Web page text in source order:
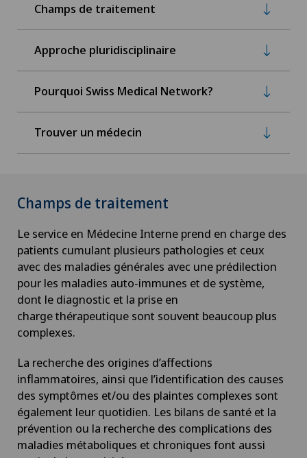
Champs de traitement
Approche pluridisciplinaire
Pourquoi Swiss Medical Network?
Trouver un médecin
Champs de traitement
Le service en Médecine Interne prend en charge des
patients cumulant plusieurs pathologies et ceux
avec des maladies générales avec une prédilection
pour les maladies auto-immunes et de système,
dont le diagnostic et la prise en
charge thérapeutique sont souvent beaucoup plus
complexes.
La recherche des origines d’affections
inflammatoires, ainsi que l’identification des causes
des symptômes et/ou des plaintes complexes sont
également leur quotidien. Les bilans de santé et la
prévention ou la recherche des complications des
maladies métaboliques et chroniques font aussi